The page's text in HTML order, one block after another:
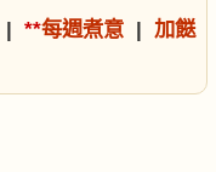
| **每週煮意 | 加餸